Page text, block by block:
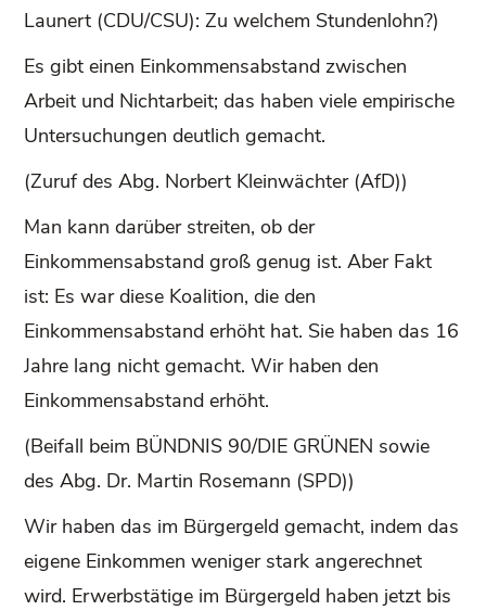
Launert (CDU/CSU): Zu welchem Stundenlohn?)
Es gibt einen Einkommensabstand zwischen
Arbeit und Nichtarbeit; das haben viele empirische
Untersuchungen deutlich gemacht.
(Zuruf des Abg. Norbert Kleinwächter (AfD))
Man kann darüber streiten, ob der
Einkommensabstand groß genug ist. Aber Fakt
ist: Es war diese Koalition, die den
Einkommensabstand erhöht hat. Sie haben das 16
Jahre lang nicht gemacht. Wir haben den
Einkommensabstand erhöht.
(Beifall beim BÜNDNIS 90/DIE GRÜNEN sowie
des Abg. Dr. Martin Rosemann (SPD))
Wir haben das im Bürgergeld gemacht, indem das
eigene Einkommen weniger stark angerechnet
wird. Erwerbstätige im Bürgergeld haben jetzt bis